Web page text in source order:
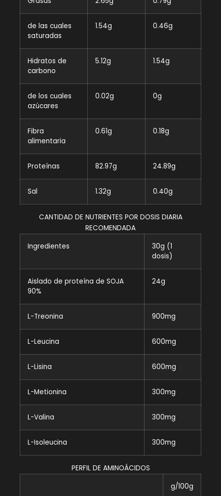
de las cuales
saturadas
1.54g 0.46g
Hidratos de
carbono
5.12g 1.54g
de los cuales
azúcares
0.02g 0g
Fibra
alimentaria
0.61g 0.18g
Proteínas 82.97g 24.89g
Sal 1.32g 0.40g
CANTIDAD DE NUTRIENTES POR DOSIS DIARIA
RECOMENDADA
Ingredientes
30g (1
dosis)
Aislado de proteína de SOJA
90%
24g
L-Treonina 900mg
L-Leucina 600mg
L-Lisina 600mg
L-Metionina 300mg
L-Valina 300mg
L-Isoleucina 300mg
PERFIL DE AMINOÁCIDOS
g/100g